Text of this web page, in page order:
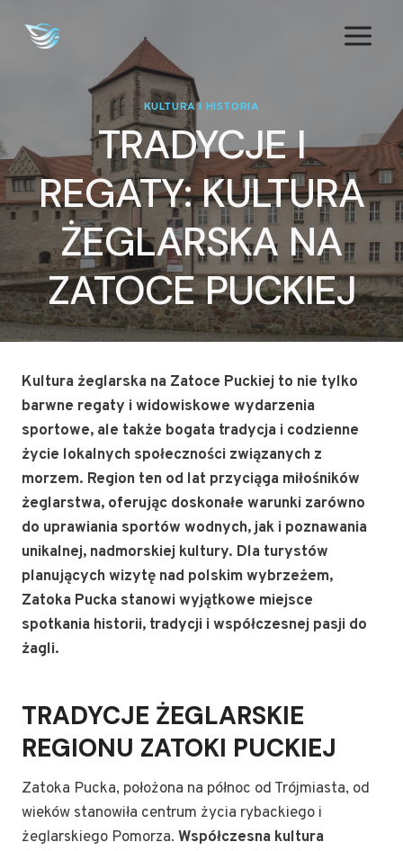
KULTURA I HISTORIA
TRADYCJE I
REGATY: KULTURA
ŻEGLARSKA NA
ZATOCE PUCKIEJ
Kultura żeglarska na Zatoce Puckiej to nie tylko
barwne regaty i widowiskowe wydarzenia
sportowe, ale także bogata tradycja i codzienne
życie lokalnych społeczności związanych z
morzem. Region ten od lat przyciąga miłośników
żeglarstwa, oferując doskonałe warunki zarówno
do uprawiania sportów wodnych, jak i poznawania
unikalnej, nadmorskiej kultury. Dla turystów
planujących wizytę nad polskim wybrzeżem,
Zatoka Pucka stanowi wyjątkowe miejsce
spotkania historii, tradycji i współczesnej pasji do
żagli.
TRADYCJE ŻEGLARSKIE
REGIONU ZATOKI PUCKIEJ
Zatoka Pucka, położona na północ od Trójmiasta, od
wieków stanowiła centrum życia rybackiego i
żeglarskiego Pomorza. Współczesna kultura